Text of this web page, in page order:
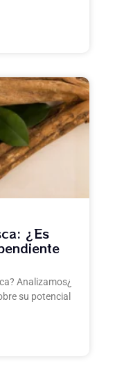
¿Es
Analizamos
su potencial